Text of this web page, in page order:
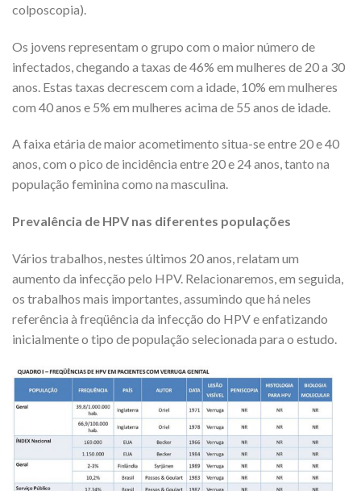
colposcopia).
Os jovens representam o grupo com o maior número de
infectados, chegando a taxas de 46% em mulheres de 20 a 30
anos. Estas taxas decrescem com a idade, 10% em mulheres
com 40 anos e 5% em mulheres acima de 55 anos de idade.
A faixa etária de maior acometimento situa-se entre 20 e 40
anos, com o pico de incidência entre 20 e 24 anos, tanto na
população feminina como na masculina.
Prevalência de HPV nas diferentes populações
Vários trabalhos, nestes últimos 20 anos, relatam um
aumento da infecção pelo HPV. Relacionaremos, em seguida,
os trabalhos mais importantes, assumindo que há neles
referência à freqüência da infecção do HPV e enfatizando
inicialmente o tipo de população selecionada para o estudo.